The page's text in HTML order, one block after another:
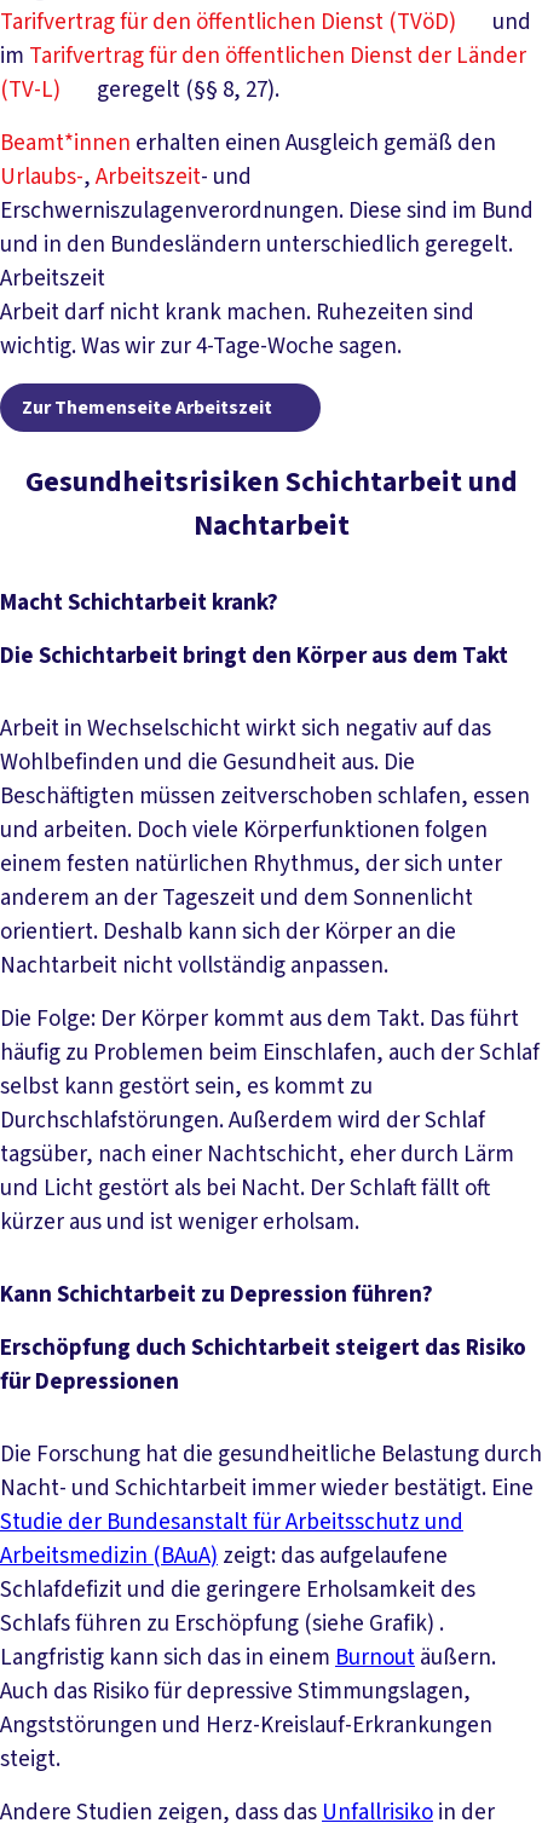
Tarifvertrag für den öffentlichen Dienst (TVöD)
und
im Tarifvertrag für den öffentlichen Dienst der Länder
(TV-L)
geregelt (§§ 8, 27).
Beamt*innen erhalten einen Ausgleich gemäß den
Urlaubs-,Arbeitszeit- und
Erschwerniszulagenverordnungen. Diese sind im Bund
und in den Bundesländern unterschiedlich geregelt.
Arbeitszeit
Arbeit darf nicht krank machen. Ruhezeiten sind
wichtig. Was wir zur 4-Tage-Woche sagen.
Zur Themenseite Arbeitszeit Zur Themenseite
Gesundheitsrisiken Schichtarbeit und
Nachtarbeit
Macht Schichtarbeit krank?
Die Schichtarbeit bringt den Körper aus dem Takt
Arbeit in Wechselschicht wirkt sich negativ auf das
Wohlbefinden und die Gesundheit aus. Die
Beschäftigten müssen zeitverschoben schlafen, essen
und arbeiten. Doch viele Körperfunktionen folgen
einem festen natürlichen Rhythmus, der sich unter
anderem an der Tageszeit und dem Sonnenlicht
orientiert. Deshalb kann sich der Körper an die
Nachtarbeit nicht vollständig anpassen.
Die Folge: Der Körper kommt aus dem Takt. Das führt
häufig zu Problemen beim Einschlafen, auch der Schlaf
selbst kann gestört sein, es kommt zu
Durchschlafstörungen. Außerdem wird der Schlaf
tagsüber, nach einer Nachtschicht, eher durch Lärm
und Licht gestört als bei Nacht. Der Schlaft fällt oft
kürzer aus und ist weniger erholsam.
Kann Schichtarbeit zu Depression führen?
Erschöpfung duch Schichtarbeit steigert das Risiko
für Depressionen
Die Forschung hat die gesundheitliche Belastung durch
Nacht- und Schichtarbeit immer wieder bestätigt. Eine
Studie der Bundesanstalt für Arbeitsschutz und
Arbeitsmedizin (BAuA)zeigt: das aufgelaufene
Schlafdefizit und die geringere Erholsamkeit des
Schlafs führen zu Erschöpfung (siehe Grafik) .
Langfristig kann sich das in einemBurnoutäußern.
Auch das Risiko für depressive Stimmungslagen,
Angststörungen und Herz-Kreislauf-Erkrankungen
steigt.
Andere Studien zeigen, dass dasUnfallrisikoin der